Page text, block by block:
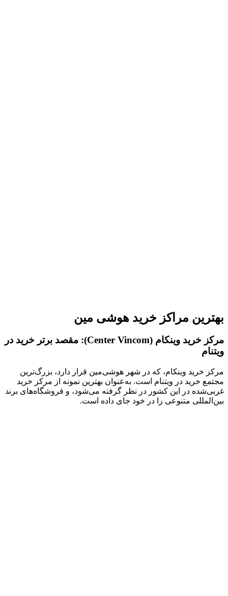
بهترین مراکز خرید هوشی مین
مرکز خرید وینکام (Center Vincom): مقصد برتر خرید در
ویتنام
مرکز خرید وینکام، که در شهر هوشی‌مین قرار دارد، بزرگ‌ترین
مجتمع خرید در ویتنام است. به‌عنوان بهترین نمونه از مرکز خرید
غربی‌شده در این کشور در نظر گرفته می‌شود، و فروشگاه‌های برند
بین‌المللی متنوعی را در خود جای داده است.